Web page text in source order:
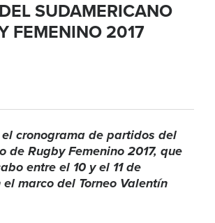
SUDAMERICANO
FEMENINO 2017
el cronograma de partidos del
de Rugby Femenino 2017, que
entre el 10 y el 11 de
marco del Torneo Valentín